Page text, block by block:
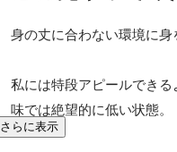
身の丈に合わない環境に身
私には特段アピールでき
さらに表示